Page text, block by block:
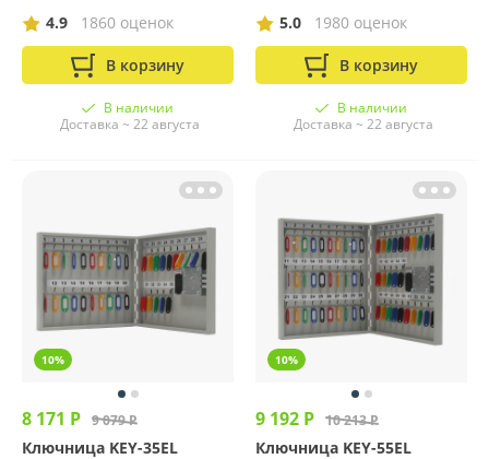
4.9
1860 оценок
В корзину
В наличии
Доставка ~ 22 августа
5.0
1980 оценок
В корзину
В наличии
Доставка ~ 22 августа
10%
8 171 Р 9 079 Р
Ключница KEY-35EL
10%
9 192 Р 10 213 Р
Ключница KEY-55EL